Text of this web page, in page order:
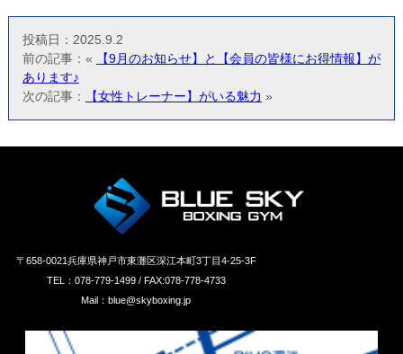
投稿日：2025.9.2
前の記事：«
【9月のお知らせ】と【会員の皆様にお得情報】が
あります♪
次の記事：
【女性トレーナー】がいる魅力 »
〒658‐0021兵庫県神戸市東灘区深江本町3丁目4-25-3F
TEL：078-779-1499 / FAX:078-778-4733
Mail：blue@skyboxing.jp